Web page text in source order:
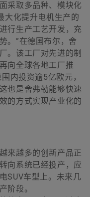
采取多品种、模块化
大化提升电机生产的
行生产工艺开发，充
。”在德国布尔，舍
。该工厂对先进的制
向全球各地工厂推
内投资逾5亿欧元，
也是舍弗勒能够快速
的方式实现产业化的
来越多的创新产品正
向系统已经投产，应
SUV车型上。未来几
阶段。